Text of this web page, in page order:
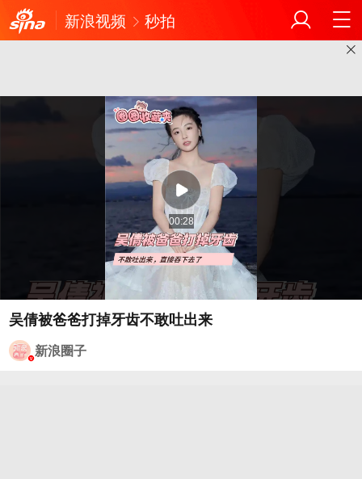
新浪视频 秒拍
00:28
吴倩被爸爸打掉牙齿不敢吐出来
新浪圈子